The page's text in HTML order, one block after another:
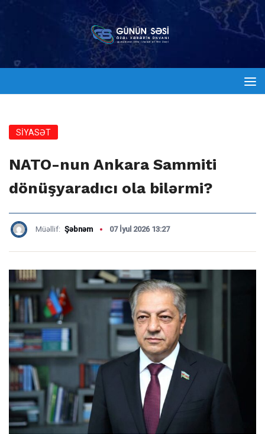
SİYASƏT
NATO-nun Ankara Sammiti
dönüşyaradıcı ola bilərmi?
Müəllif: Şəbnəm 07 İyul 2026 13:27